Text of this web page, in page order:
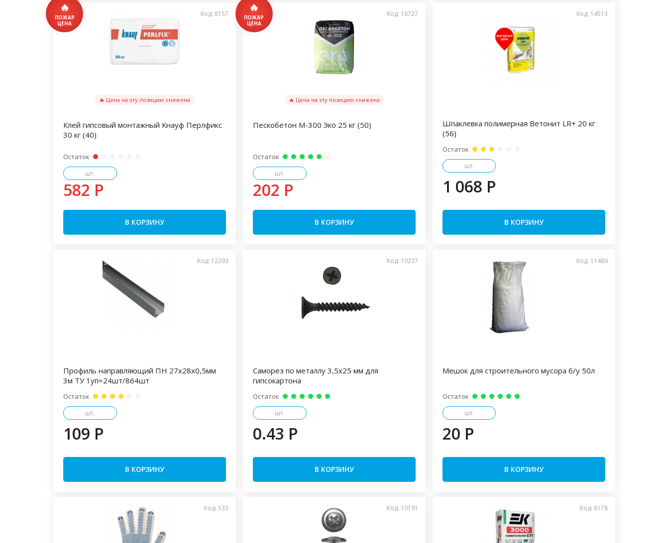
Код: 8157
🔥 Цена на эту позицию снижена
Клей гипсовый монтажный Кнауф Перлфикс
30 кг (40)
Остаток
шт.
582 P
В КОРЗИНУ
Код: 16727
🔥 Цена на эту позицию снижена
Пескобетон М-300 Эко 25 кг (50)
Остаток
шт.
202 P
В КОРЗИНУ
Код: 14513
Шпаклевка полимерная Ветонит LR+ 20 кг
(56)
Остаток
шт.
1 068 P
В КОРЗИНУ
Код: 12293
Профиль направляющий ПН 27х28х0,5мм
3м ТУ 1уп=24шт/864шт
Остаток
шт.
109 P
В КОРЗИНУ
Код: 10237
Саморез по металлу 3,5х25 мм для
гипсокартона
Остаток
шт.
0.43 P
В КОРЗИНУ
Код: 11489
Мешок для строительного мусора б/у 50л
Остаток
шт.
20 P
В КОРЗИНУ
Код: 533 Код: 10191 Код: 8178